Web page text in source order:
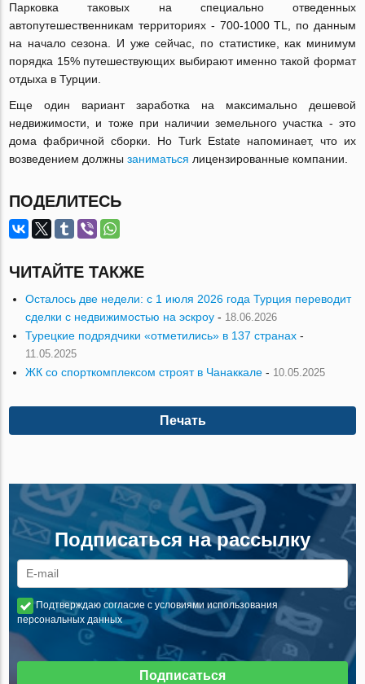
Парковка таковых на специально отведенных
автопутешественникам территориях - 700-1000 TL, по данным
на начало сезона. И уже сейчас, по статистике, как минимум
порядка 15% путешествующих выбирают именно такой формат
отдыха в Турции.
Еще один вариант заработка на максимально дешевой
недвижимости, и тоже при наличии земельного участка - это
дома фабричной сборки. Но Turk Estate напоминает, что их
возведением должнызаниматься лицензированные компании.
ПОДЕЛИТЕСЬ
ЧИТАЙТЕ ТАКЖЕ
Осталось две недели: с 1 июля 2026 года Турция переводит
сделки с недвижимостью на эскроу - 18.06.2026
Турецкие подрядчики «отметились» в 137 странах -
11.05.2025
ЖК со спорткомплексом строят в Чанаккале - 10.05.2025
Печать
Подписаться на рассылку
Подтверждаю согласие с условиями использования
персональных данных
Подписаться